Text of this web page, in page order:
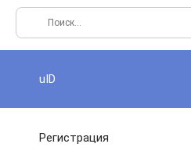
uID
Регистрация